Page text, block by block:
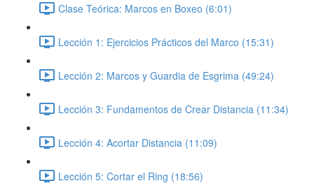
Clase Teórica: Marcos en Boxeo (6:01)
Lección 1: Ejercicios Prácticos del Marco (15:31)
Lección 2: Marcos y Guardia de Esgrima (49:24)
Lección 3: Fundamentos de Crear Distancia (11:34)
Lección 4: Acortar Distancia (11:09)
Lección 5: Cortar el Ring (18:56)